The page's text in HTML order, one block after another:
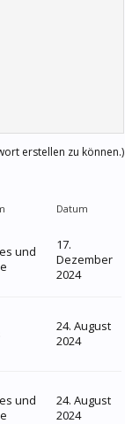
erstellen zu können.)
Datum
und
17.
Dezember
2024
24. August
2024
und
24. August
2024